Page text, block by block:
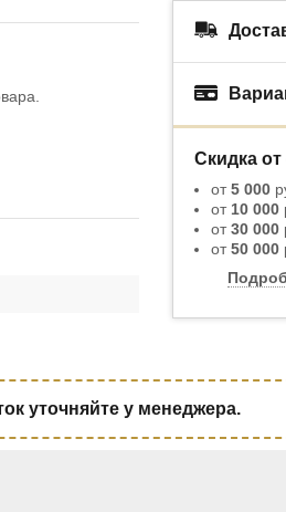
Скидка
от5 000
от 10 000
от30 000
от50 000
уточняйте у менеджера.